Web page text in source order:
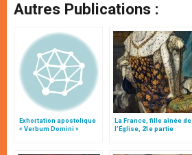
Autres Publications :
Exhortation apostolique
« Verbum Domini »
La France, fille aînée de
l’Église, 21e partie